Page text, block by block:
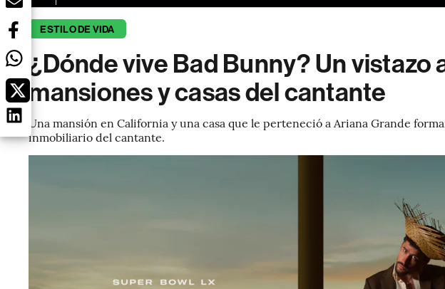
ESTILO DE VIDA
¿Dónde vive Bad Bunny? Un vistazo
mansiones y casas del cantante
Una mansión en California y una casa que le perteneció a Ariana Grande
inmobiliario del cantante.